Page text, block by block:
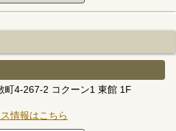
町4-267-2 コクーン1 東館 1F
情報はこちら